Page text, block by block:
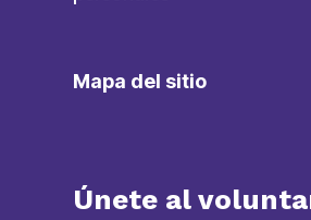
Mapa del sitio
Únete al